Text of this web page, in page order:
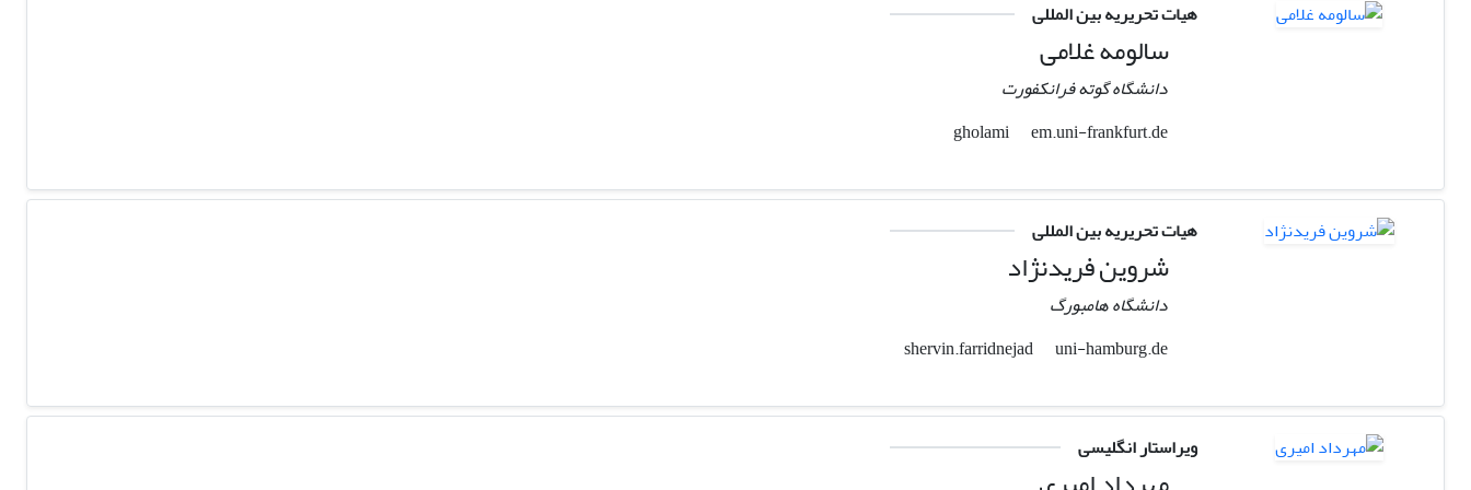
هیات تحریریه بین المللی
سالومه غلامی
دانشگاه گوته فرانکفورت
em.uni-frankfurt.de
هیات تحریریه بین المللی
شروین فریدنژاد
دانشگاه هامبورگ
uni-hamburg.de
ویراستار انگلیسی